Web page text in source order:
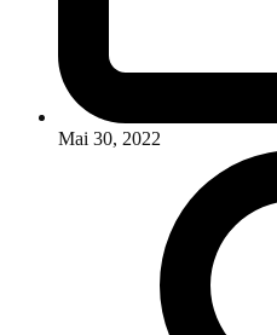
Mai 30, 2022